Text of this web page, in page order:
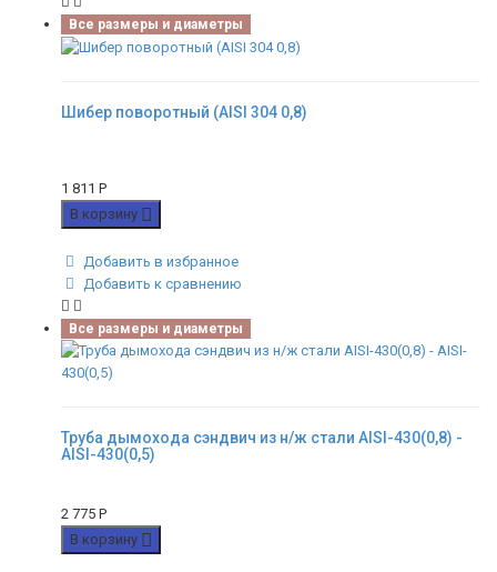
Все размеры и диаметры
Шибер поворотный (AISI 304 0,8)
1 811 Р
В корзину
Добавить в избранное
Добавить к сравнению
Все размеры и диаметры
Труба дымохода сэндвич из н/ж стали AISI-430(0,8) -
AISI-430(0,5)
2 775 Р
В корзину